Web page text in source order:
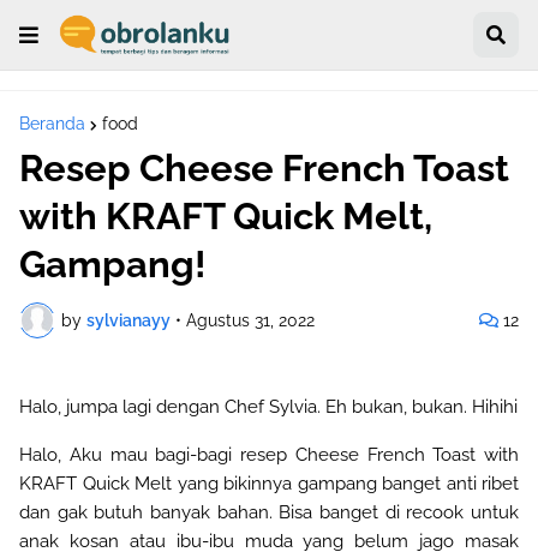
Beranda food
Resep Cheese French Toast
with KRAFT Quick Melt,
Gampang!
by sylvianayy • Agustus 31, 2022 12
Halo, jumpa lagi dengan Chef Sylvia. Eh bukan, bukan. Hihihi
Halo, Aku mau bagi-bagi resep Cheese French Toast with
KRAFT Quick Melt yang bikinnya gampang banget anti ribet
dan gak butuh banyak bahan. Bisa banget di recook untuk
anak kosan atau ibu-ibu muda yang belum jago masak